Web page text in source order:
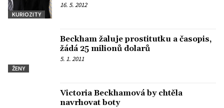
KURIOZITY
16. 5. 2012
ŽENY
Beckham žaluje prostitutku a časopis,
žádá 25 milionů dolarů
5. 1. 2011
Victoria Beckhamová by chtěla
navrhovat boty